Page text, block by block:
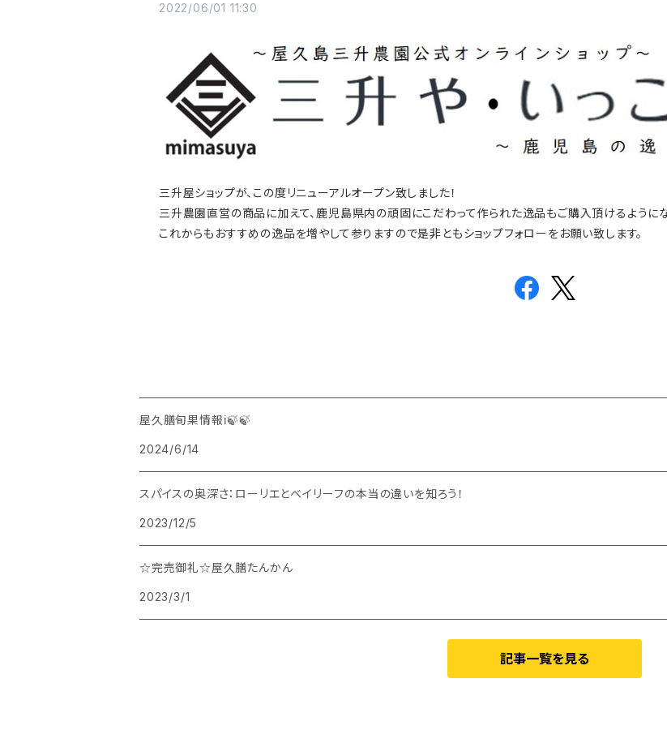
2022/06/01 11:30
三升屋ショップが、この度リニューアルオープン致しました！
三升農園直営の商品に加えて、鹿児島県内の頑固にこだわって作られた逸品もご購入頂けるようにな
これからもおすすめの逸品を増やして参りますので是非ともショップフォローをお願い致します。
屋久膳旬果情報ℹ️🍃🍃
2024/6/14
スパイスの奥深さ：ローリエとベイリーフの本当の違いを知ろう！
2023/12/5
☆完売御礼☆屋久膳たんかん
2023/3/1
記事一覧を見る